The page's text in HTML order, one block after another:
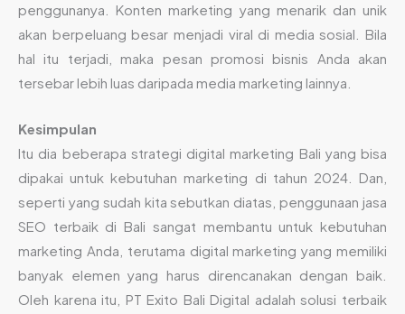
penggunanya. Konten marketing yang menarik dan unik
akan berpeluang besar menjadi viral di media sosial. Bila
hal itu terjadi, maka pesan promosi bisnis Anda akan
tersebar lebih luas daripada media marketing lainnya.
Kesimpulan
Itu dia beberapa strategi digital marketing Bali yang bisa
dipakai untuk kebutuhan marketing di tahun 2024. Dan,
seperti yang sudah kita sebutkan diatas, penggunaan jasa
SEO terbaik di Bali sangat membantu untuk kebutuhan
marketing Anda, terutama digital marketing yang memiliki
banyak elemen yang harus direncanakan dengan baik.
Oleh karena itu, PT Exito Bali Digital adalah solusi terbaik